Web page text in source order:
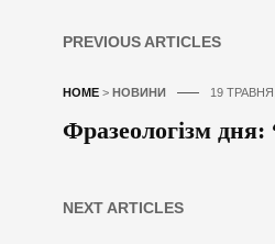
PREVIOUS ARTICLES
HOME > НОВИНИ 19
Фразеологізм дня:
NEXT ARTICLES